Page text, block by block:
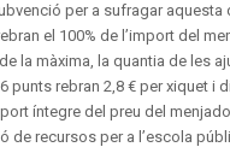
per a sufragar aquesta
el 100% de l’import del
la màxima, la quantia de les
punts rebran 2,8 € per xiquet i
íntegre del preu del
de recursos per a l’escola